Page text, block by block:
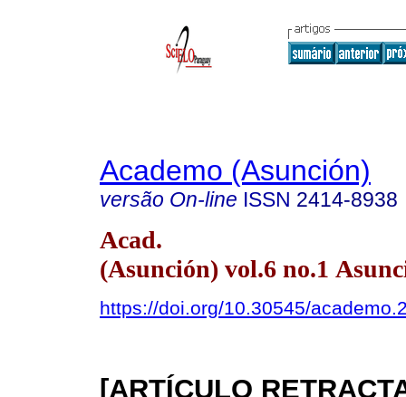
Academo (Asunción)
versão On-line ISSN 2414-8938
Acad.
(Asunción) vol.6 no.1
https://doi.org/10.30545/
[ARTÍCULO